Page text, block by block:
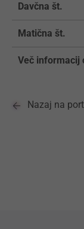
Davčna št.
Matična št.
Več informacij
Nazaj na